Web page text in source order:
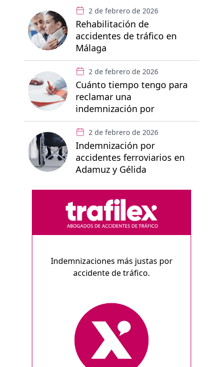
2 de febrero de 2026
Rehabilitación de
accidentes de tráfico en
Málaga
2 de febrero de 2026
Cuánto tiempo tengo para
reclamar una
indemnización por
accidente de tráfico
2 de febrero de 2026
Indemnización por
accidentes ferroviarios en
Adamuz y Gélida
Indemnizaciones más justas por
accidente de tráfico.